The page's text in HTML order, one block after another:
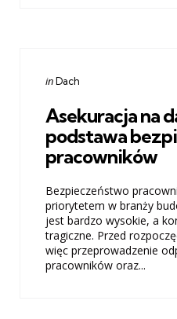
Categories
Posted
inDach
Asekuracja na
podstawa
pracowników
Bezpieczeństwo
priorytetem w branży
jest bardzo wysokie, a
tragiczne. Przed
więc przeprowadzenie
pracowników oraz...